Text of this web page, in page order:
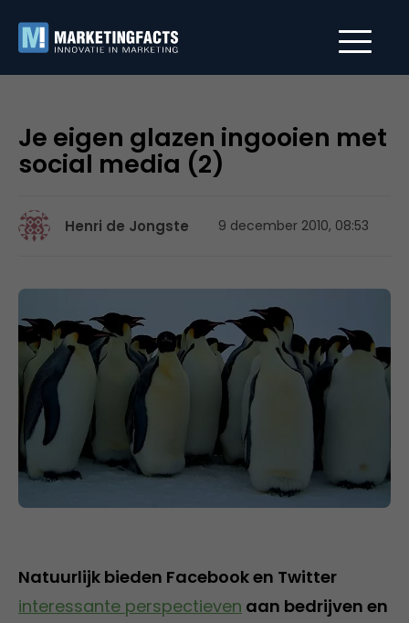
Je eigen glazen ingooien met
social media (2)
Henri de Jongste 9 december 2010, 08:53
Natuurlijk bieden Facebook en Twitter
interessante perspectieven aan bedrijven en